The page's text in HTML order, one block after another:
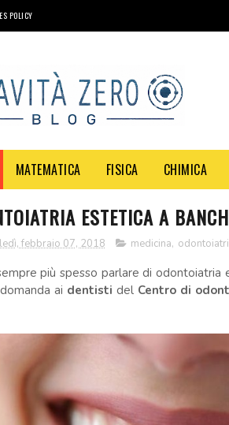
POLICY
MATEMATICA FISICA CHIMICA
ESTETICA A
febbraio 07, 2018 medicina,
più spesso parlare di
ai dentisti del Centro di